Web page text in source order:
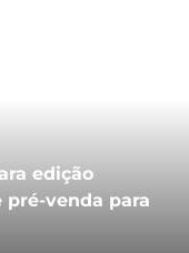
edição
pré-venda para